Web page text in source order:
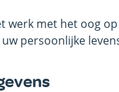
werk met het oog
persoonlijke